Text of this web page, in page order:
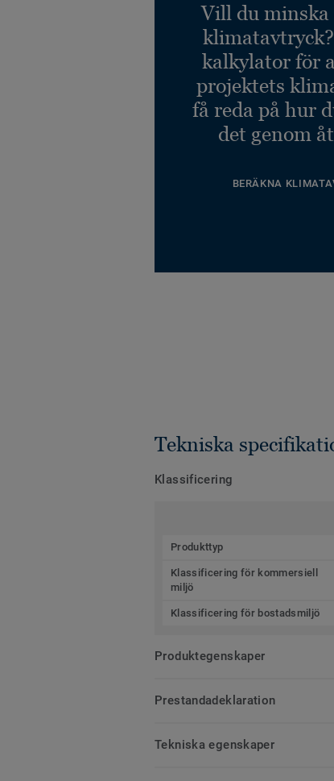
Vill du
kalkylator för
projektets
få reda på hur
det genom
BERÄKNA
Tekniska
Klassificering
Produkttyp
Klassificering för kommersiell
miljö
Klassificering för bostadsmiljö
Produktegenskaper
Prestandadeklaration
Tekniska egenskaper